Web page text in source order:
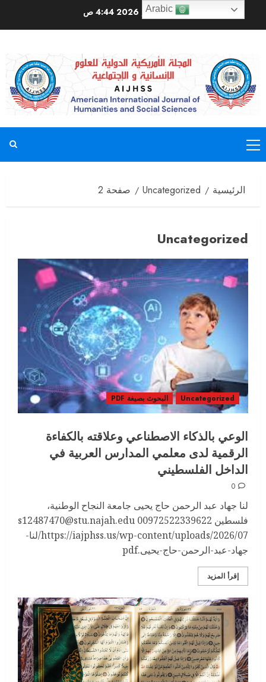
أغسطس 9, 2026 4:44 ص
الرئيسية Uncategorized صفحة 2
Uncategorized
Uncategorized البحوث بصيغة PDF
الوعي بالذكاء الاصطناعي وعلاقته بالكفاءة
الرقمية لدى معلمي المدارس العربية في
الداخل الفلسطيني
0
لنا جهاد عبد الرحمن حاج يحيى جامعة النجاح الوطنية،
فلسطين s12487470@stu.najah.edu 00972522339622
https://iajphss.us/wp-content/uploads/2026/07/لنا-
جهاد-عبد-الرحمن-حاج-يحيى.pdf
إقرأ المزيد